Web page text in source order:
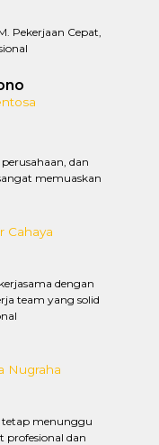
Pekerjaan Cepat,
dan
memuaskan
Cahaya
dengan
team yang solid
Nugraha
tetap menunggu
profesional dan